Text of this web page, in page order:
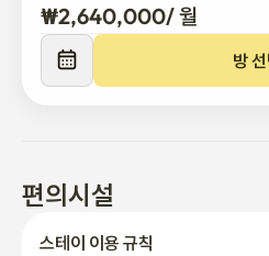
서울에서의 편안하고 즐거운 삶을
₩2,640,000/ 월
방
편의시설
스테이 이용 규칙